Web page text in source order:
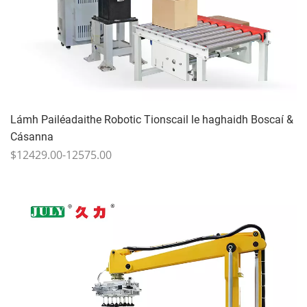
Lámh Pailéadaithe Robotic Tionscail le haghaidh Boscaí &
Cásanna
$12429.00-12575.00